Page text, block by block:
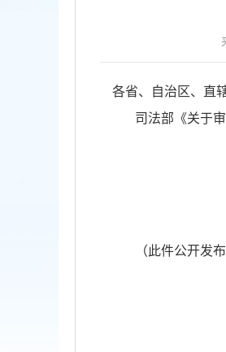
各省、自治区、直
司法部《关于
（此件公开发布